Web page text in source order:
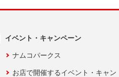
イベント・キャンペーン
ナムコパークス
お店で開催するイベント・キャン